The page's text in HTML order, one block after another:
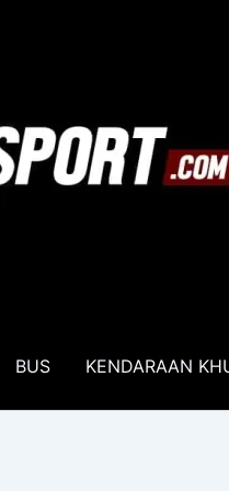
BUS KENDARAAN